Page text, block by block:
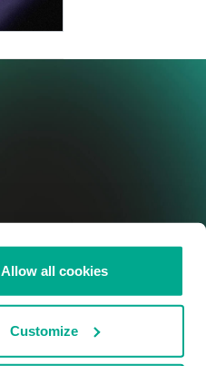
Allow all cookies
Customize